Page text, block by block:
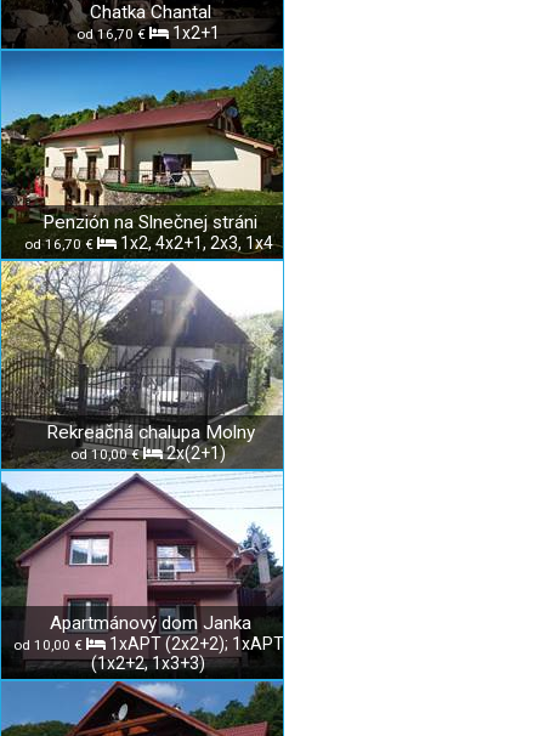
Chatka Chantal
od 16,70 € 1x2+1
Penzión na Slnečnej stráni
od 16,70 € 1x2, 4x2+1, 2x3, 1x4
Rekreačná chalupa Molny
od 10,00 € 2x(2+1)
Apartmánový dom Janka
od 10,00 €
1xAPT (2x2+2); 1xAPT
(1x2+2, 1x3+3)